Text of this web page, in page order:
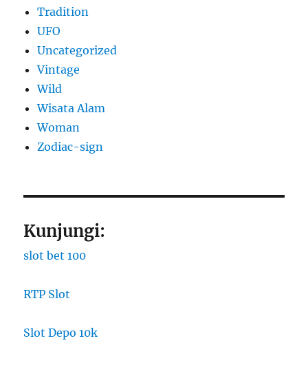
Tradition
UFO
Uncategorized
Vintage
Wild
Wisata Alam
Woman
Zodiac-sign
Kunjungi:
slot bet 100
RTP Slot
Slot Depo 10k